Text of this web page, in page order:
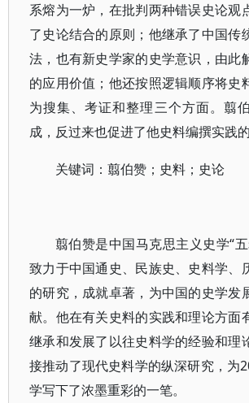
系熔为一炉，在批判两种错误史论观
了史论结合的原则；他继承了中国传
法，也有新史学家的史学意识，由此
的应用价值；他还按照逻辑顺序将史
为搜集、考证和整理三个方面。翦
成，反过来也促进了他史料编撰实践的
关键词：翦伯赞；史料；史论
翦伯赞是中国马克思主义史学“
致力于中国通史、民族史、史料学、
的研究，成就卓著，为中国的史学发
献。他在有关史料的实践和理论方面
继承和发展了以往史料学的经验和理
接推动了现代史料学的纵深研究，为
学写下了浓墨重彩的一笔。